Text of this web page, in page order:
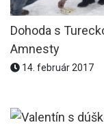
Dohoda s
Amnesty
14. február 2017